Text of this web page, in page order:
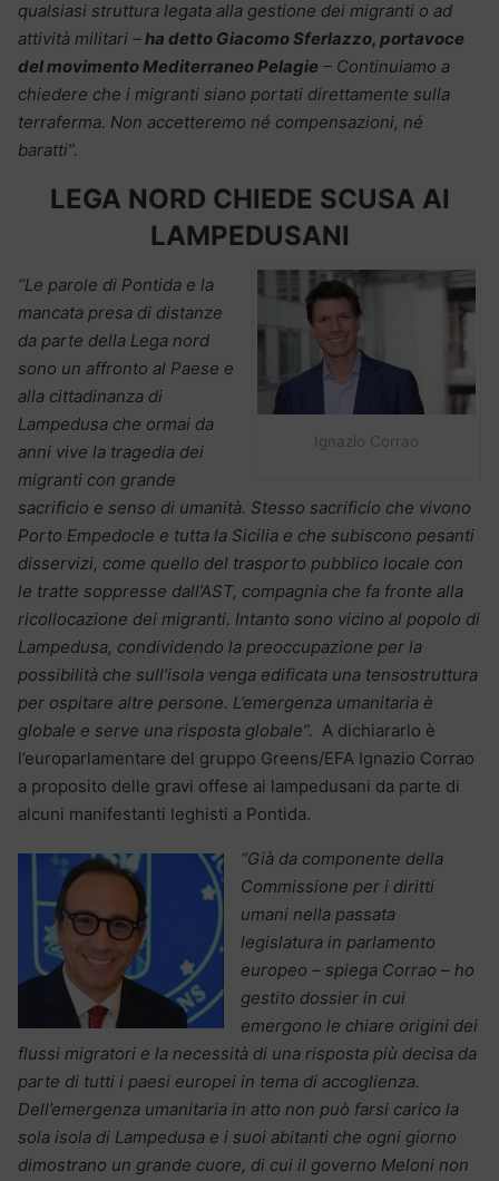
qualsiasi struttura legata alla gestione dei migranti o ad
attività militari –ha detto Giacomo Sferlazzo, portavoce
del movimento Mediterraneo Pelagie – Continuiamo a
chiedere che i migranti siano portati direttamente sulla
terraferma. Non accetteremo né compensazioni, né
baratti”.
LEGA NORD CHIEDE SCUSA AI
LAMPEDUSANI
Ignazio Corrao
“Le parole di Pontida e la
mancata presa di distanze
da parte della Lega nord
sono un affronto al Paese e
alla cittadinanza di
Lampedusa che ormai da
anni vive la tragedia dei
migranti con grande
sacrificio e senso di umanità. Stesso sacrificio che vivono
Porto Empedocle e tutta la Sicilia e che subiscono pesanti
disservizi, come quello del trasporto pubblico locale con
le tratte soppresse dall’AST, compagnia che fa fronte alla
ricollocazione dei migranti. Intanto sono vicino al popolo di
Lampedusa, condividendo la preoccupazione per la
possibilità che sull’isola venga edificata una tensostruttura
per ospitare altre persone. L’emergenza umanitaria è
globale e serve una risposta globale”. A dichiararlo è
l’europarlamentare del gruppo Greens/EFA Ignazio Corrao
a proposito delle gravi offese ai lampedusani da parte di
alcuni manifestanti leghisti a Pontida.
“Già da componente della
Commissione per i diritti
umani nella passata
legislatura in parlamento
europeo – spiega Corrao – ho
gestito dossier in cui
emergono le chiare origini dei
flussi migratori e la necessità di una risposta più decisa da
parte di tutti i paesi europei in tema di accoglienza.
Dell’emergenza umanitaria in atto non può farsi carico la
sola isola di Lampedusa e i suoi abitanti che ogni giorno
dimostrano un grande cuore, di cui il governo Meloni non